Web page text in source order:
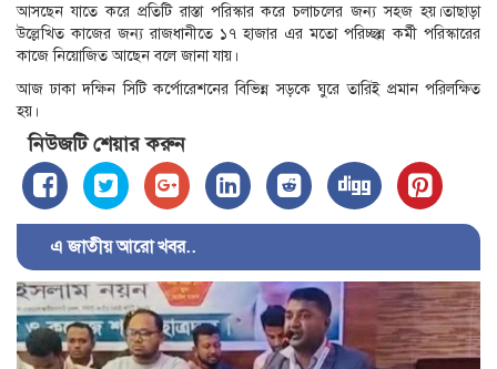
আসছেন যাতে করে প্রতিটি রাস্তা পরিস্কার করে চলাচলের জন্য সহজ হয়।তাছাড়া
উল্লেখিত কাজের জন্য রাজধানীতে ১৭ হাজার এর মতো পরিচ্ছন্ন কর্মী পরিস্কারের
কাজে নিয়োজিত আছেন বলে জানা যায়।
আজ ঢাকা দক্ষিন সিটি কর্পোরেশনের বিভিন্ন সড়কে ঘুরে তারিই প্রমান পরিলক্ষিত
হয়।
নিউজটি শেয়ার করুন
এ জাতীয় আরো খবর..